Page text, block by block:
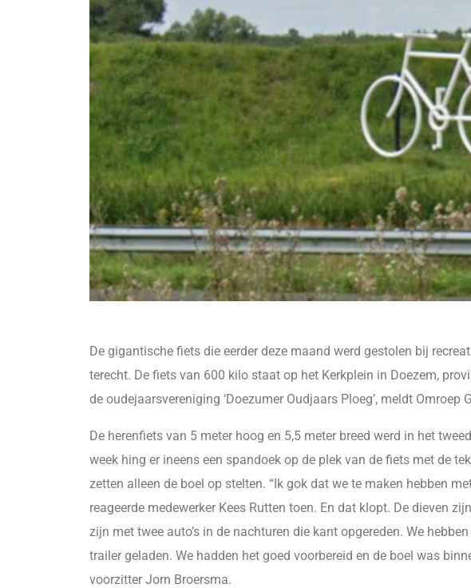
De gigantische fiets die eerder deze maand werd gestolen bij
terecht. De fiets van 600 kilo staat op het Kerkplein in Doezem,
de oudejaarsvereniging ‘Doezumer Oudjaars Ploeg’, meldt Omroep
De herenfiets van 5 meter hoog en 5,5 meter breed werd in het
week hing er ineens een spandoek op de plek van de fiets met de
zetten alleen de boel op stelten. “Ik gok dat we te maken hebben
reageerde medewerker Kees Rutten toen. En dat klopt. De dieven
zijn met twee auto’s in de nachturen die kant opgereden. We
trailer geladen. We hadden het goed voorbereid en de boel was
voorzitter Jorn Broersma.